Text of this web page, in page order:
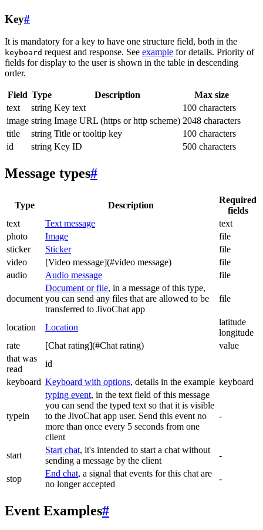
Key#
It is mandatory for a key to have one structure field, both in the
keyboard request and response. See example for details. Priority of
fields for display to the user is shown in the table in descending
order.
Field Type Description
Max size
text
string Key text
100 characters
image string Image URL (https or http scheme) 2048 characters
title
string Title or tooltip key
100 characters
id
string Key ID 500 characters
Message types#
Type Description
Required
fields
text
Text message
text
photo
Image
file
sticker
Sticker
file
video
[Video message](#video message)
file
audio
Audio message file
document
Document or file, in a message of this type,
you can send any files that are allowed to be
transferred to JivoChat app
file
location Location
latitude
longitude
rate
[Chat rating](#Chat rating)
value
that was
read
id
keyboard Keyboard with options, details in the example keyboard
typein
typing event, in the text field of this message
you can send the typed text so that it is visible
to the JivoChat app user. Send this event no
more than once every 5 seconds from one
client
-
start
Start chat, it's intended to start a chat without
sending a message by the client
-
stop
End chat, a signal that events for this chat are
no longer accepted
-
Event Examples#